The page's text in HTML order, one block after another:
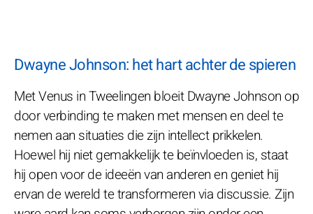
Dwayne Johnson: het hart achter de spieren
Met Venus in Tweelingen bloeit Dwayne Johnson op
door verbinding te maken met mensen en deel te
nemen aan situaties die zijn intellect prikkelen.
Hoewel hij niet gemakkelijk te beïnvloeden is, staat
hij open voor de ideeën van anderen en geniet hij
ervan de wereld te transformeren via discussie. Zijn